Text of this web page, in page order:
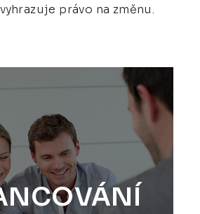
právo na změnu.